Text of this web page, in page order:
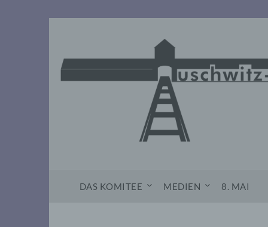
DAS KOMITEE MEDIEN 8. MAI